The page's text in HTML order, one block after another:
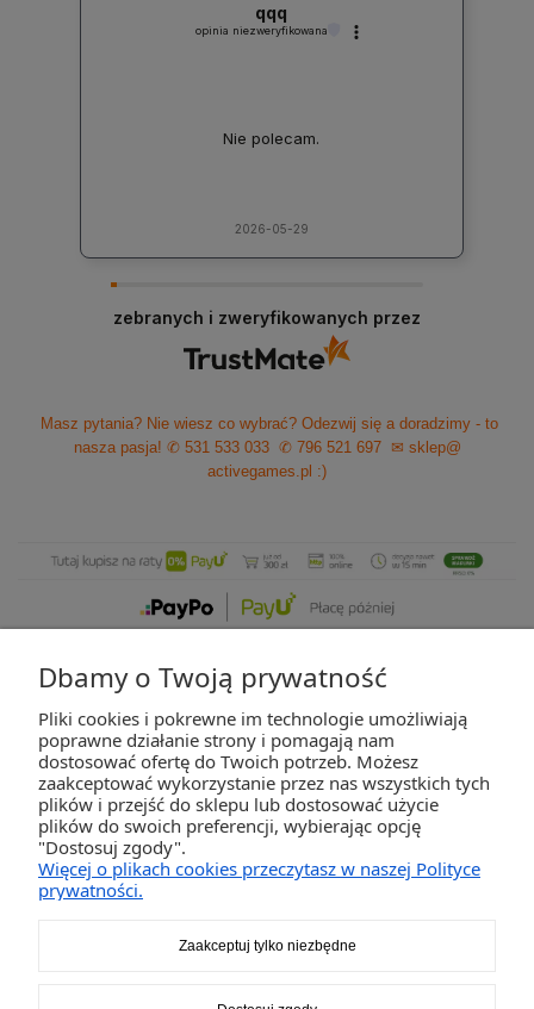
qqq
opinia niezweryfikowana
Nie polecam.
2026-05-29
zebranych i zweryfikowanych przez
Masz pytania? Nie wiesz co wybrać? Odezwij się a doradzimy - to
nasza pasja! ✆ 531 533 033 ✆ 796 521 697
✉ sklep@
activegames.pl :)
ZAKUPY
POMOC
2K-Invest Sp. j. Ul. Św. Wojciecha 60, 41-922 Radzionków, śląskie NIP: 645-241-94-
Dbamy o Twoją prywatność
Pliki cookies i pokrewne im technologie umożliwiają
poprawne działanie strony i pomagają nam
dostosować ofertę do Twoich potrzeb. Możesz
zaakceptować wykorzystanie przez nas wszystkich tych
plików i przejść do sklepu lub dostosować użycie
plików do swoich preferencji, wybierając opcję
"Dostosuj zgody".
Więcej o plikach cookies przeczytasz w naszej Polityce
prywatności.
Zaakceptuj tylko niezbędne